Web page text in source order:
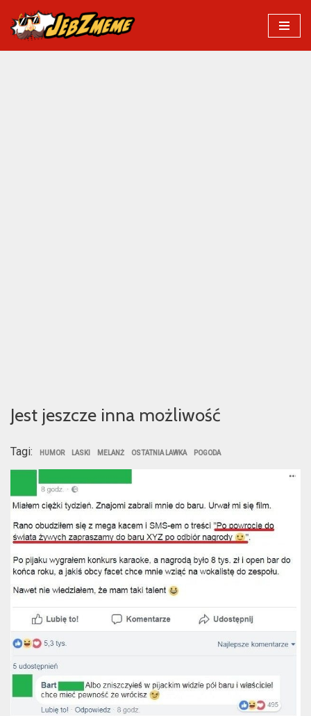
Przejdź
do
Jest jeszcze inna możliwość
Tagi: HUMOR LASKI MELANŻ OSTATNIA LAWKA POGODA